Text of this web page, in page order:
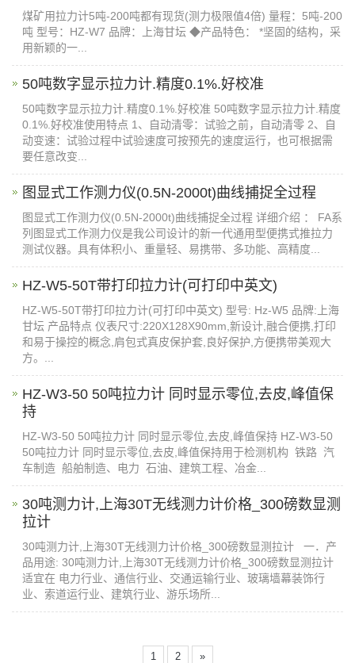
煤矿用拉力计5吨-200吨都有现货(测力极限值4倍) 量程：5吨-200
吨 型号：HZ-W7 品牌：上海甘坛 ◆产品特色： *坚固的结构，采
用新颖的一...
50吨数字显示拉力计.精度0.1%.​好校准
50吨数字显示拉力计.精度0.1%.好校准 50吨数字显示拉力计.精度
0.1%.好校准使用特点 1、自动清零：试验之前，自动清零 2、自
动变速：试验过程中试验速度可按预先的速度运行，也可根据需
要任意改变...
图显式工作测力仪(0.5N-2000t)曲线捕捉全过程​
图显式工作测力仪(0.5N-2000t)曲线捕捉全过程 详细介绍 ： FA系
列图显式工作测力仪是我公司设计的新一代通用型便携式推拉力
测试仪器。具有体积小、重量轻、易携带、多功能、高精度...
HZ-W5-50T带打印拉力计(可打印中英文​)
HZ-W5-50T带打印拉力计(可打印中英文) 型号: Hz-W5 品牌:上海
甘坛 产品特点 仪表尺寸:220X128X90mm,新设计,融合便携,打印
和易于操控的概念,肩包式真皮保护套,良好保护,方便携带美观大
方。...
HZ-W3-50 50吨拉力计 同时显示零位,去皮,峰值保
持
HZ-W3-50 50吨拉力计 同时显示零位,去皮,峰值保持 HZ-W3-50
50吨拉力计 同时显示零位,去皮,峰值保持用于检测机构 铁路 汽
车制造 船舶制造、电力 石油、建筑工程、冶金...
30吨测力计,上海30T无线测力计价格_300磅数显测
拉计
30吨测力计,上海30T无线测力计价格_300磅数显测拉计 一．产
品用途: 30吨测力计,上海30T无线测力计价格_300磅数显测拉计
适宜在 电力行业、通信行业、交通运输行业、玻璃墙幕装饰行
业、索道运行业、建筑行业、游乐场所...
1 2 »